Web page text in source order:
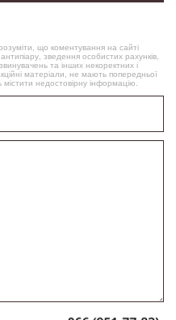
що коментування на сайті
зведення особистих рахунків,
та інших некоректних і
матеріали, не мають попередньої
містити недостовірну інформацію.